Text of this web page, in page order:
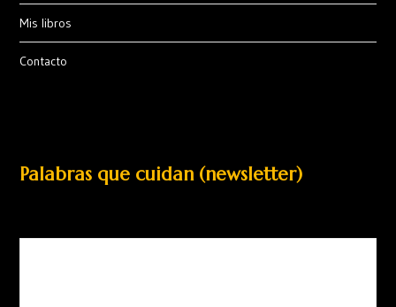
Mis libros
Contacto
Palabras que cuidan (newsletter)